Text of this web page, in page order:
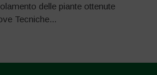
delle piante ottenute
Tecniche...